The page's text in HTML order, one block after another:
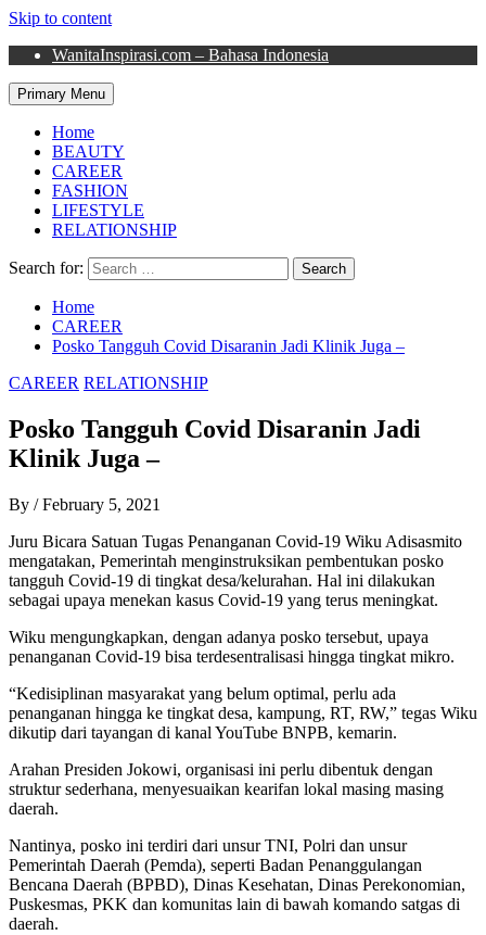
Skip to content
WanitaInspirasi.com – Bahasa Indonesia
Primary Menu
Home
BEAUTY
CAREER
FASHION
LIFESTYLE
RELATIONSHIP
Search for:
Home
CAREER
Posko Tangguh Covid Disaranin Jadi Klinik Juga –
CAREER RELATIONSHIP
Posko Tangguh Covid Disaranin Jadi
Klinik Juga –
By / February 5, 2021
Juru Bicara Satuan Tugas Penanganan Covid-19 Wiku Adisasmito
mengatakan, Pemerintah menginstruksikan pembentukan posko
tangguh Covid-19 di tingkat desa/kelurahan. Hal ini dilakukan
sebagai upaya menekan kasus Covid-19 yang terus meningkat.
Wiku mengungkapkan, dengan adanya posko tersebut, upaya
penanganan Covid-19 bisa terdesentralisasi hingga tingkat mikro.
“Kedisiplinan masyarakat yang belum optimal, perlu ada
penanganan hingga ke tingkat desa, kampung, RT, RW,” tegas Wiku
dikutip dari tayangan di kanal YouTube BNPB, kemarin.
Arahan Presiden Jokowi, organisasi ini perlu dibentuk dengan
struktur sederhana, menyesuaikan kearifan lokal masing masing
daerah.
Nantinya, posko ini terdiri dari unsur TNI, Polri dan unsur
Pemerintah Daerah (Pemda), seperti Badan Penanggulangan
Bencana Daerah (BPBD), Dinas Kesehatan, Dinas Perekonomian,
Puskesmas, PKK dan komunitas lain di bawah komando satgas di
daerah.